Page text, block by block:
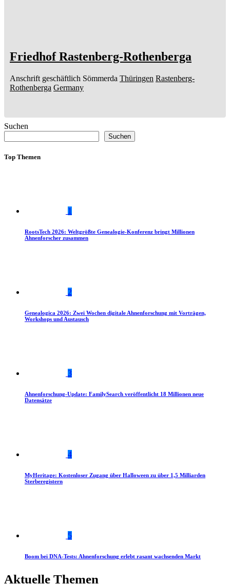
Friedhof Rastenberg-Rothenberga
Anschrift geschäftlich Sömmerda Thüringen Rastenberg-
Rothenberga Germany
Suchen
Suchen
Top Themen
1
RootsTech 2026: Weltgrößte Genealogie-Konferenz bringt Millionen
Ahnenforscher zusammen
2
Genealogica 2026: Zwei Wochen digitale Ahnenforschung mit Vorträgen,
Workshops und Austausch
3
Ahnenforschung-Update: FamilySearch veröffentlicht 18 Millionen neue
Datensätze
4
MyHeritage: Kostenloser Zugang über Halloween zu über 1,5 Milliarden
Sterberegistern
5
Boom bei DNA-Tests: Ahnenforschung erlebt rasant wachsenden Markt
Aktuelle Themen